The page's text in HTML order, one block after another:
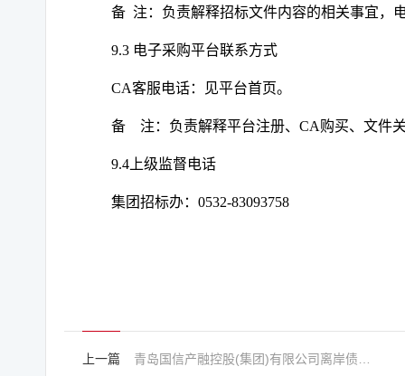
备 注：负责解释招标文件内容的相关事宜，
9.3 电子采购平台联系方式
CA客服电话：见平台首页。
备 注：负责解释平台注册、 CA购买、文件
9.4上级监督电话
集团招标办： 0532-83093758
上一篇